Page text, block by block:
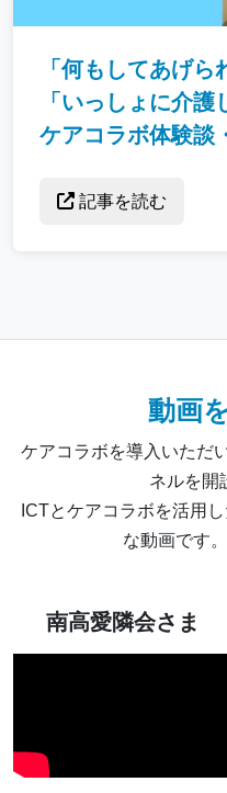
「何もしてあげら
「いっしょに介護
ケアコラボ体験談
記事を読む
動画
ケアコラボを導入いただ
ネルを開
ICTとケアコラボを活用
な動画です
南高愛隣会さま